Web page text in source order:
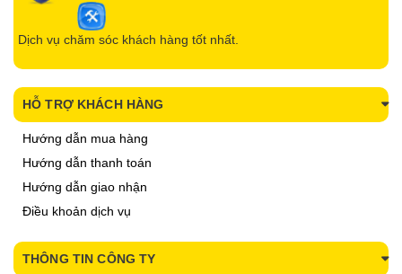
Dịch vụ chăm sóc khách hàng tốt nhất.
HỖ TRỢ KHÁCH HÀNG
Hướng dẫn mua hàng
Hướng dẫn thanh toán
Hướng dẫn giao nhận
Điều khoản dịch vụ
THÔNG TIN CÔNG TY